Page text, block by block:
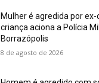
Mulher é agredida por
criança aciona a Polícia
Borrazópolis
8 de agosto de 2026